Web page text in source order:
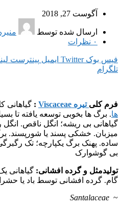
آگوست 27, 2018
ارسال شده توسط
۰ نظرات
فیس بوک Twitter ایمیل پینترست
تلگرام
فرم کلی تیره Viscaceae : گیاهانی
ها. برگ ها بخوبی توسعه یافته تا
گیاهانی بی ریشه؛ انگل ناقص.
میزبان. خشکی پسند یا شورپسند.
ساده. پهنک برگ یکپارچه؛ تک
بی گوشوارک
تولیدمثل و گرده افشانی: گیاهانی یک
گام. گرده افشانی توسط باد یا
~
Santalaceae